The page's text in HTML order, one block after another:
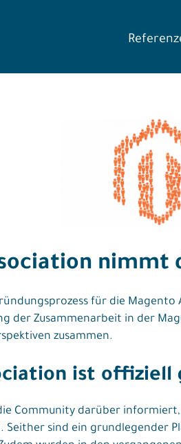
nimmt
für die
der Zusammenarbeit in der
zusammen.
ist offiziell
Community darüber informiert,
Seither sind ein grundlegender